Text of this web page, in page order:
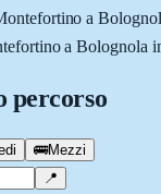
a
a Bolognola
percorso
🚌Mezzi
📍